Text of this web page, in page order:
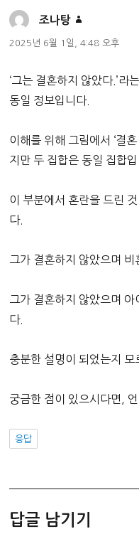
조나탕
글:
2025년 6월 1일, 4:48 오후
‘그는 결혼하지 않았다.’라
동일 정보입니다.
이해를 위해 그림에서 ‘결
지만 두 집합은 동일 집합입
이 부분에서 혼란을 드린
다.
그가 결혼하지 않았으며
그가 결혼하지 않았으며
다.
충분한 설명이 되었는지 모
궁금한 점이 있으시다면,
응답
답글 남기기